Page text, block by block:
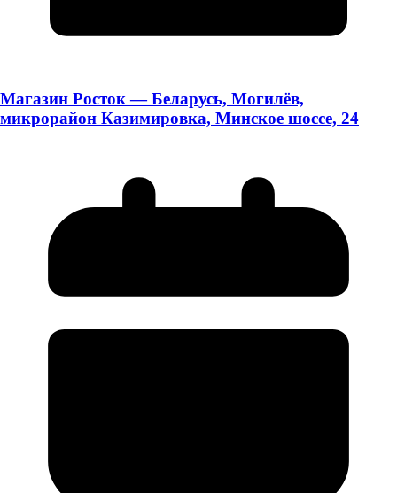
Магазин Росток — Беларусь, Могилёв,
микрорайон Казимировка, Минское шоссе, 24